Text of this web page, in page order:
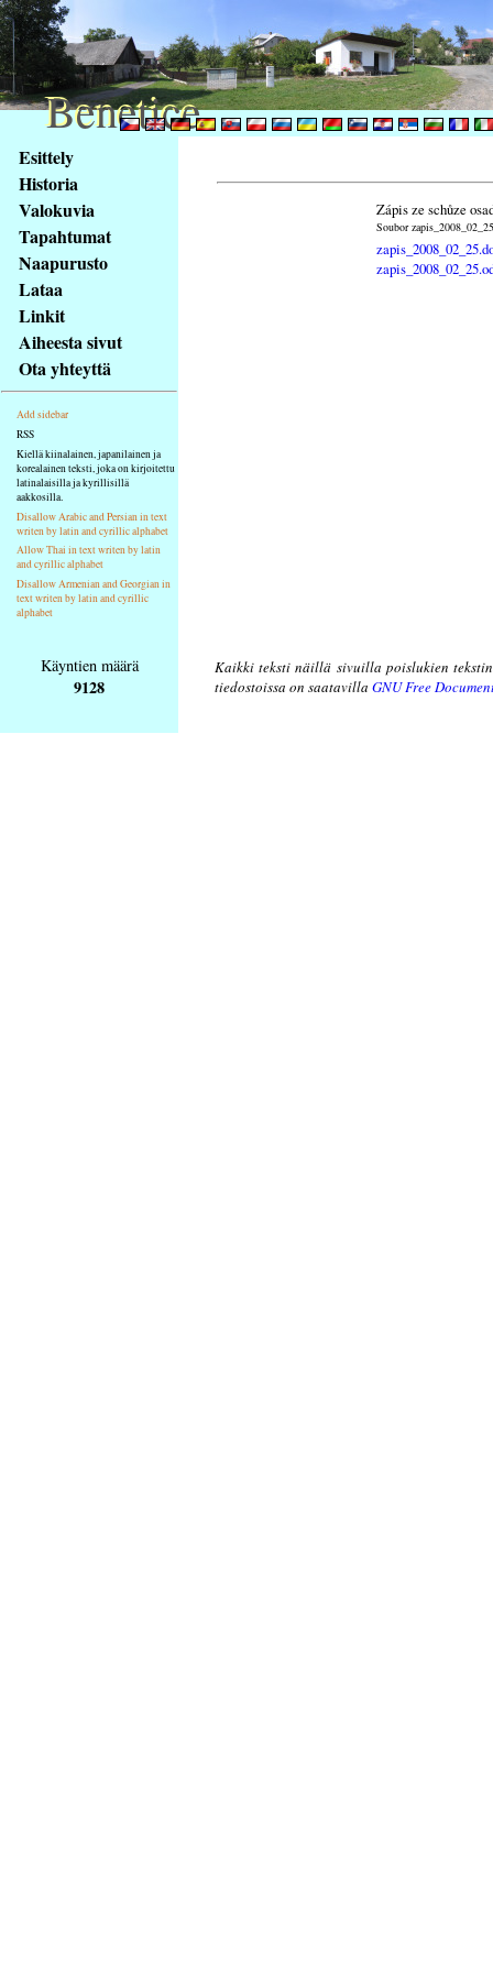
obsah
stránky
Klávesové
zkratky
tomto
webu
základní
Hlavní
strana
Esittely
Historia
Valokuvia
Tapahtumat
Naapurusto
Lataa
Linkit
Aiheesta sivut
Ota yhteyttä
Add sidebar
RSS
Kiellä kiinalainen, japanilainen ja
korealainen teksti, joka on kirjoitettu
latinalaisilla ja kyrillisillä
aakkosilla.
Disallow Arabic and Persian in text
writen by latin and cyrillic alphabet
Allow Thai in text writen by latin
and cyrillic alphabet
Disallow Armenian and Georgian in
text writen by latin and cyrillic
alphabet
Zápis ze schůze
Soubor
Käyntien määrä
9128
Kaikki teksti näillä sivuilla poislukien
tiedostoissa on saatavilla GNU Free
Benetice
Benetice